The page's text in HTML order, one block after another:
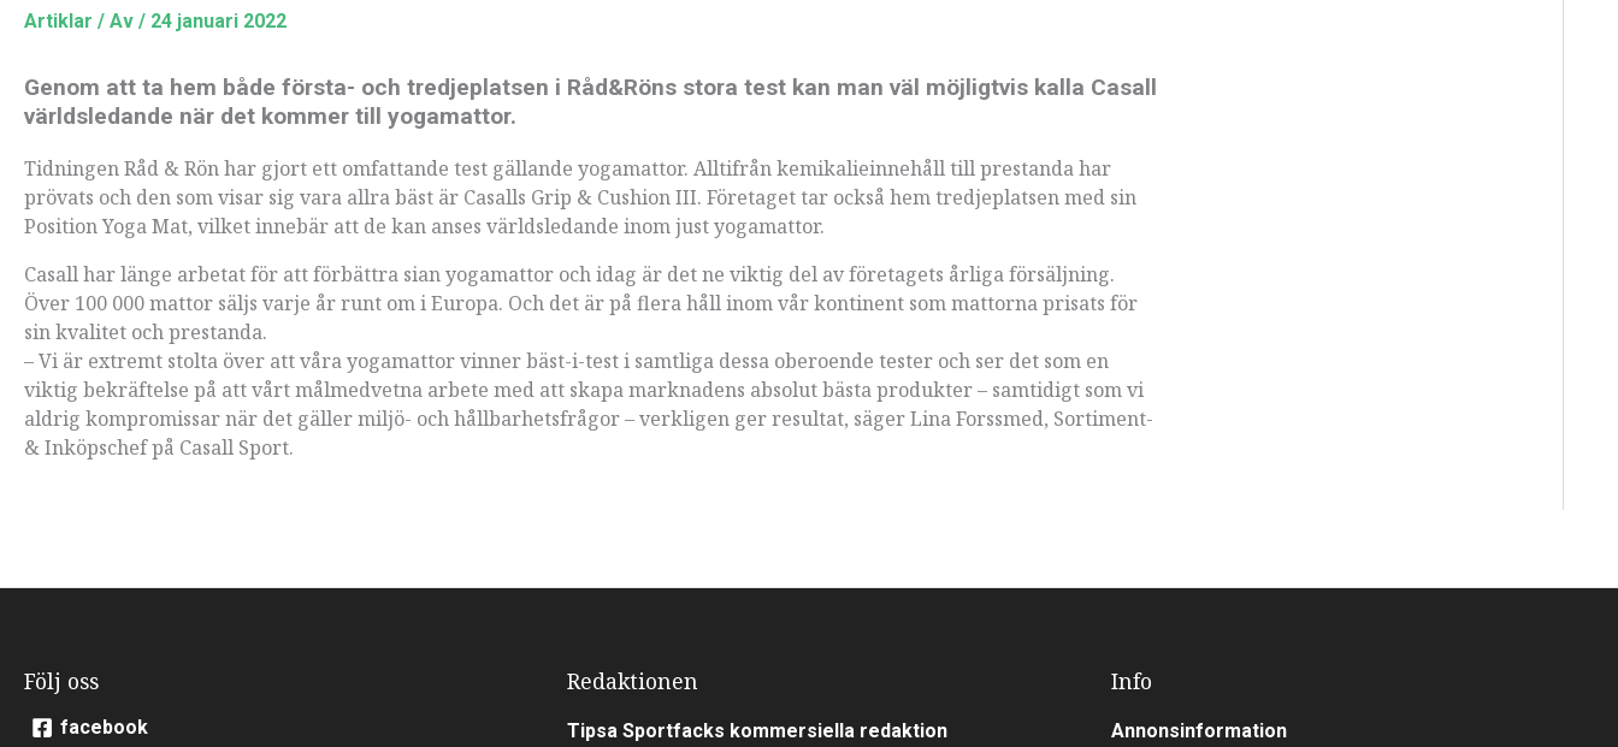
Artiklar / Av / 24 januari 2022
Genom att ta hem både första- och tredjeplatsen i Råd&Röns stora test kan man väl möjligtvis kalla Casall
världsledande när det kommer till yogamattor.
Tidningen Råd & Rön har gjort ett omfattande test gällande yogamattor. Alltifrån kemikalieinnehåll till prestanda har
prövats och den som visar sig vara allra bäst är Casalls Grip & Cushion III. Företaget tar också hem tredjeplatsen med sin
Position Yoga Mat, vilket innebär att de kan anses världsledande inom just yogamattor.
Casall har länge arbetat för att förbättra sian yogamattor och idag är det ne viktig del av företagets årliga försäljning.
Över 100 000 mattor säljs varje år runt om i Europa. Och det är på flera håll inom vår kontinent som mattorna prisats för
sin kvalitet och prestanda.
– Vi är extremt stolta över att våra yogamattor vinner bäst-i-test i samtliga dessa oberoende tester och ser det som en
viktig bekräftelse på att vårt målmedvetna arbete med att skapa marknadens absolut bästa produkter – samtidigt som vi
aldrig kompromissar när det gäller miljö- och hållbarhetsfrågor – verkligen ger resultat, säger Lina Forssmed, Sortiment-
& Inköpschef på Casall Sport.
Följ oss
facebook
Redaktionen
Tipsa Sportfacks kommersiella redaktion
Info
Annonsinformation